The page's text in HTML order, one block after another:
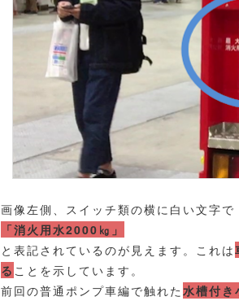
画像左側、スイッチ類の横に白い文字で
「消火用水2000㎏」
と表記されているのが見えます。これは
る ことを示しています。
前回の普通ポンプ車編で触れた水槽付